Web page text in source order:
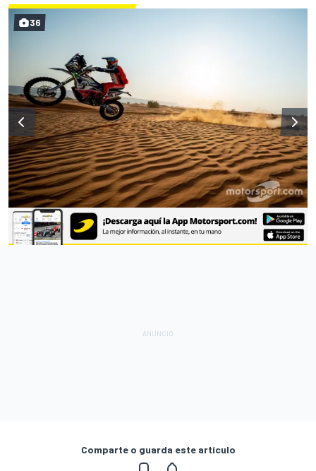
36
Comparte o guarda este artículo